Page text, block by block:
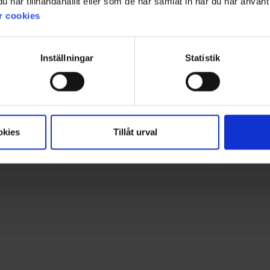
cookies
Inställningar Statistik
Tillåt urval
von
Was unsere Kunden sagen
und preiswert, mit guter Passform und vielen Taschen.
warm oder für kleinere Personen etwas zu lang. Insgesamt
KI-Zusammenfassung von 20 Kundenbewertungen
Filter
Bilder